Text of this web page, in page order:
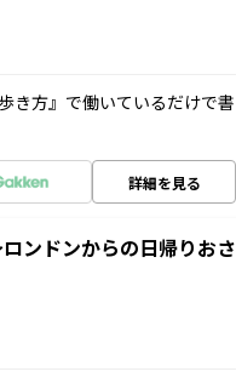
き方』で働いているだけで書
詳細を見る
ンドンからの日帰りおさ